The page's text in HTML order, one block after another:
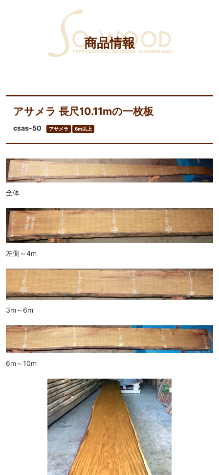
商品情報
アサメラ 長尺10.11mの一枚板
csas-50 アサメラ 6m以上
全体
左側～4m
3m～6m
6m～10m